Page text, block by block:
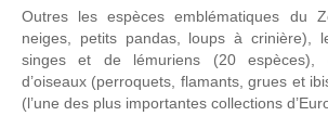
Outres les espèces emblématiques du
neiges, petits pandas, loups à crinière),
singes et de lémuriens (20 espèces),
d’oiseaux (perroquets, flamants, grues et
(l’une des plus importantes collections